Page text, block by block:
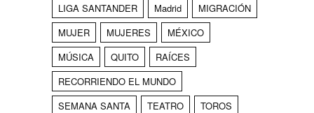
LIGA SANTANDER
Madrid
MIGRACIÓN
MUJER
MUJERES
MÉXICO
MÚSICA
QUITO
RAÍCES
RECORRIENDO EL MUNDO
SEMANA SANTA
TEATRO
TOROS